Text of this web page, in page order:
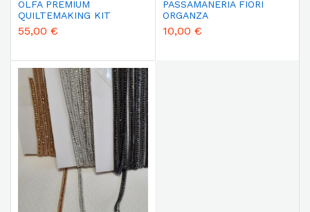
OLFA PREMIUM
QUILTEMAKING KIT
55,00 €
PASSAMANERIA FIORI
ORGANZA
10,00 €